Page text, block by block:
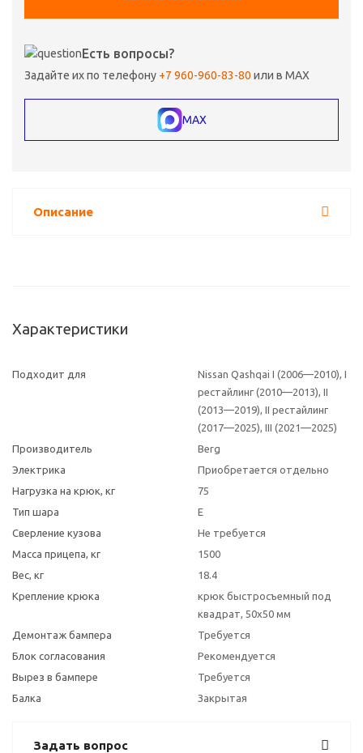
Есть вопросы?
Задайте их по телефону +7 960-960-83-80 или в MAX
MAX
Описание
Характеристики
Подходит для
Nissan Qashqai I (2006—2010), I
рестайлинг (2010—2013), II
(2013—2019), II рестайлинг
(2017—2025), III (2021—2025)
Производитель
Berg
Электрика
Приобретается отдельно
Нагрузка на крюк, кг
75
Тип шара
E
Сверление кузова
Не требуется
Масса прицепа, кг
1500
Вес, кг
18.4
Крепление крюка
крюк быстросъемный под
квадрат, 50х50 мм
Демонтаж бампера
Требуется
Блок согласования
Рекомендуется
Вырез в бампере
Требуется
Балка
Закрытая
Задать вопрос